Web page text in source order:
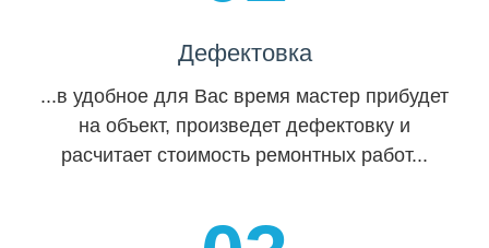
Дефектовка
...в удобное для Вас время мастер прибудет
на объект, произведет дефектовку и
расчитает стоимость ремонтных работ...